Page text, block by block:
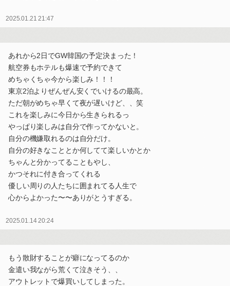
2025.01.21 21:47
あれから2日でGW韓国の予定決まった！
航空券もホテルも爆速で予約できて
めちゃくちゃ今から楽しみ！！！
東京2泊よりぜんぜん安くでいけるの最高。
ただ朝がめちゃ早くて夜が遅いけど、、笑
これを楽しみに今日から生きられるっ
やっぱり楽しみは自分で作ってかないと。
自分の機嫌取れるのは自分だけ。
自分の好きなこととか何してて楽しいかとか
ちゃんと分かってることもやし、
かつそれに付き合ってくれる
優しい周りの人たちに囲まれてる人生で
心からよかった〜〜ありがとうすぎる。
2025.01.14 20:24
もう散財することが癖になってるのか
金遣い我ながら荒くて泣きそう、、
アウトレットで爆買いしてしまった。